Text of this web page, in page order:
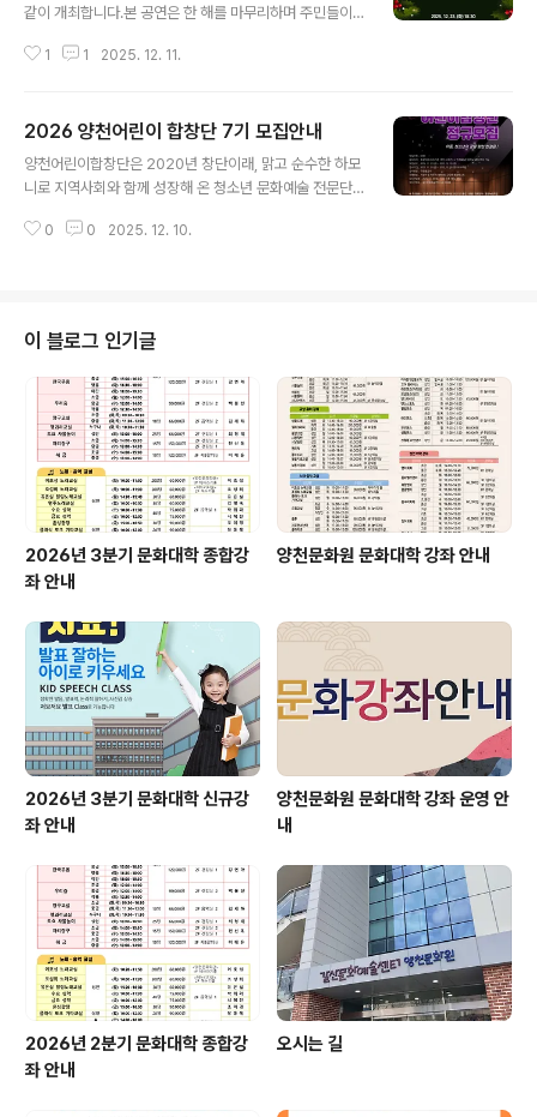
같이 개최합니다.본 공연은 한 해를 마무리하며 주민들이
조영구를 비롯하여 신성, 김범룡, 김양, 우순실, 조은성, 라
(화) 18:30○ 장 소 : 양천문화회관 대극장○ 출 연 : 조영
구(MC), 신성, 김범룡, 김양, 우순실, 조은성, 라클라쎄○
관 람 : 전석 선착순 무료 입장 많은 관심과 참여를 바랍니
1 1 2025. 12. 11.
2026 양천어린이 합창단 7기 모집안내
양천어린이합창단은 2020년 창단이래, 맑고 순수한 하모
니로 지역사회와 함께 성장해 온 청소년 문화예술 전문단
활동 중이며, 그동안 20회 이상의 초청·기획공연과 정기연
단은 단순한 음악활동을 넘어, 공동체 안에서 함께 성장하
는 인성예술교육 모델로 발전하고 있습니다. 2025년에는
기존 합창단 외에 ‘동요반’을 신설하여 예비 초등학생 및 저
학년 단원들이 폭넓은 음악 경험을 쌓을 수 있도록 하였으
며, 개인지도·소규모 앙상블·무대 실연 중심 교육체계를 강
화하여 어린이 공연예술단체로서의 전문성과 ..
0 0 2025. 12. 10.
이 블로그 인기글
2026년 3분기 문화대학 종합강
좌 안내
양천문화원 문화대학 강좌 안내
2026년 3분기 문화대학 신규강
좌 안내
양천문화원 문화대학 강좌 운영 안
내
2026년 2분기 문화대학 종합강
좌 안내
오시는 길